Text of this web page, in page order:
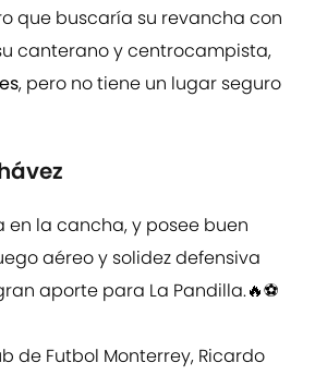
que buscaría su revancha con
canterano y centrocampista,
, pero no tiene un lugar seguro
en la cancha, y posee buen
aéreo y solidez defensiva
aporte para La Pandilla.🔥⚽
de Futbol Monterrey, Ricardo